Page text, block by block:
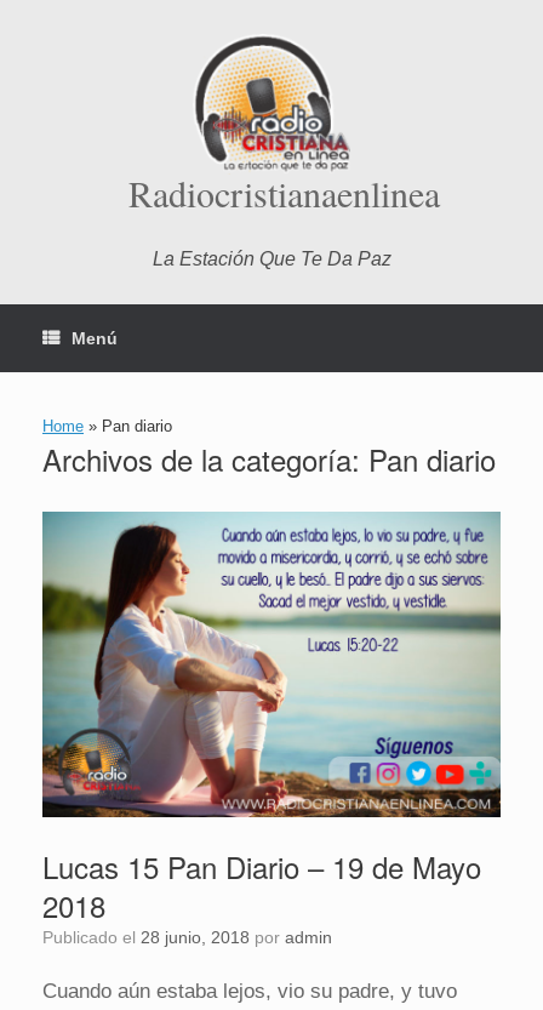
Radiocristianaenlinea
La Estación Que Te Da Paz
Menú
Home » Pan diario
Archivos de la categoría: Pan diario
Lucas 15 Pan Diario – 19 de Mayo
2018
Publicado el 28 junio, 2018 por admin
Cuando aún estaba lejos, vio su padre, y tuvo